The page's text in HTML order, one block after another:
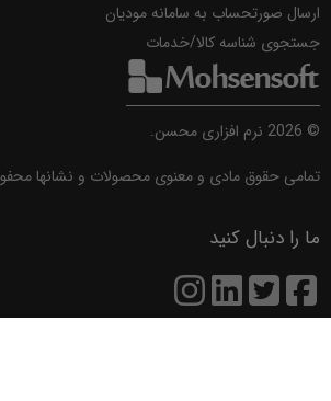
ارسال صورتحساب به سامانه مودیان
جستجوی شناسه کالا/خدمات
©
2026 نرم افزاری محسن.
تمامی حقوق مادی و معنوی محصولات و نشانها
ما را دنبال کنید